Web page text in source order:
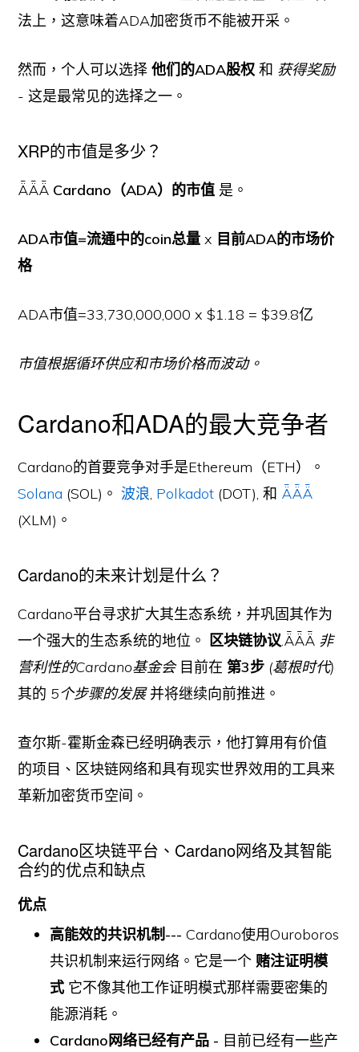
法上，这意味着ADA加密货币不能被开采。
然而，个人可以选择他们的ADA股权 和 获得奖励
- 这是最常见的选择之一。
XRP的市值是多少？
ǞǞǞ Cardano（ADA）的市值 是。
ADA市值=流通中的coin总量x 目前ADA的市场价
格
ADA市值=33,730,000,000 x $1.18 = $39.8亿
市值根据循环供应和市场价格而波动。
Cardano和ADA的最大竞争者
Cardano的首要竞争对手是Ethereum（ETH）。
Solana (SOL)。波浪, Polkadot (DOT), 和 ǞǞǞ
(XLM)。
Cardano的未来计划是什么？
Cardano平台寻求扩大其生态系统，并巩固其作为
一个强大的生态系统的地位。
区块链协议.ǞǞǞ 非
营利性的Cardano基金会目前在第3步 (葛根时代)
其的 5个步骤的发展并将继续向前推进。
查尔斯-霍斯金森已经明确表示，他打算用有价值
的项目、区块链网络和具有现实世界效用的工具来
革新加密货币空间。
Cardano区块链平台、Cardano网络及其智能
合约的优点和缺点
优点
高能效的共识机制---Cardano使用Ouroboros
共识机制来运行网络。它是一个 赌注证明模
式它不像其他工作证明模式那样需要密集的
能源消耗。
Cardano网络已经有产品 - 目前已经有一些产